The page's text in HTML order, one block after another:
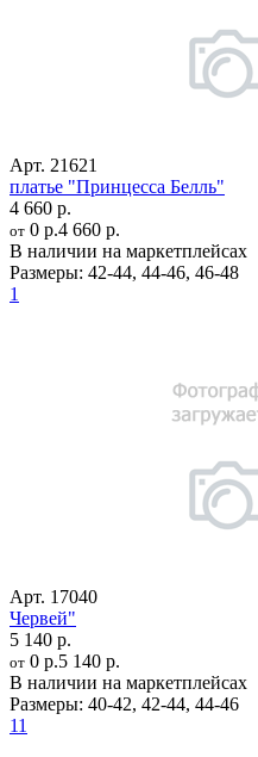
Арт. 21621
платье "Принцесса Белль"
4 660 р.
от 0 р.4 660 р.
В наличии на маркетплейсах
Размеры: 42-44, 44-46, 46-48
1
Арт. 17040
Червей"
5 140 р.
от 0 р.5 140 р.
В наличии на маркетплейсах
Размеры: 40-42, 42-44, 44-46
11